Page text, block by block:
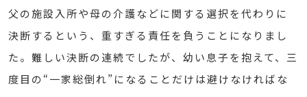
父の施設入所や母の介護などに関する選択を代わりに
決断するという、重すぎる責任を負うことになりまし
た。難しい決断の連続でしたが、幼い息子を抱えて、三
度目の“一家総倒れ”になることだけは避けなければな